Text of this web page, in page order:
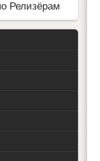
Релизёрам